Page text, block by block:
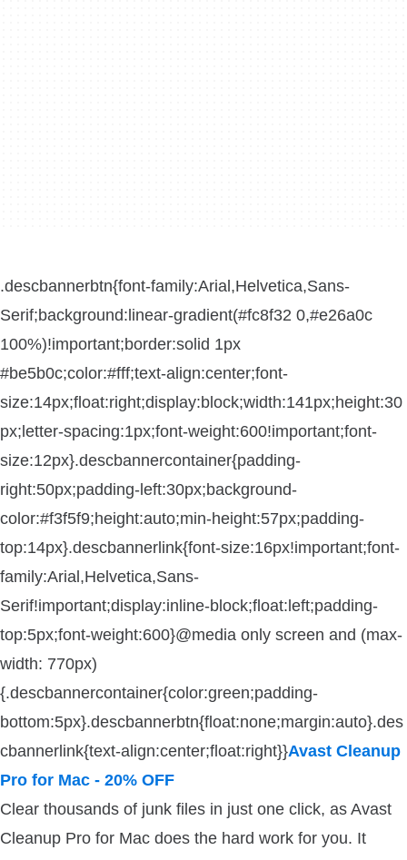
.descbannerbtn{font-family:Arial,Helvetica,Sans-
Serif;background:linear-gradient(#fc8f32 0,#e26a0c
100%)!important;border:solid 1px
#be5b0c;color:#fff;text-align:center;font-
size:14px;float:right;display:block;width:141px;height:30
px;letter-spacing:1px;font-weight:600!important;font-
size:12px}.descbannercontainer{padding-
right:50px;padding-left:30px;background-
color:#f3f5f9;height:auto;min-height:57px;padding-
top:14px}.descbannerlink{font-size:16px!important;font-
family:Arial,Helvetica,Sans-
Serif!important;display:inline-block;float:left;padding-
top:5px;font-weight:600}@media only screen and (max-
width: 770px)
{.descbannercontainer{color:green;padding-
bottom:5px}.descbannerbtn{float:none;margin:auto}.des
cbannerlink{text-align:center;float:right}}Avast Cleanup
Pro for Mac - 20% OFF
Clear thousands of junk files in just one click, as Avast
Cleanup Pro for Mac does the hard work for you. It